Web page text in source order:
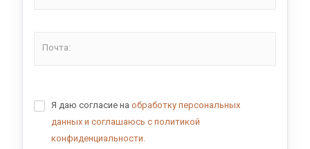
Почта:
Я даю согласие на обработку персональных
данных и соглашаюсь с политикой
конфиденциальности.